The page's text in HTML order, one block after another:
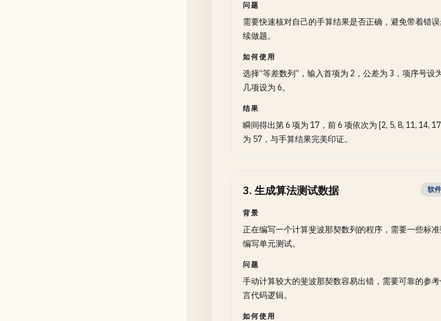
问题
需要快速核对自己的手算结果是否正确，避免带着错
续做题。
如何使用
选择“等差数列”，输入首项为 2，公差为 3，项序号设
几项设为 6。
结果
瞬间得出第 6 项为 17，前 6 项依次为 [2, 5, 8, 11, 14,
为 57，与手算结果完美印证。
3. 生成算法测试数据 软
背景
正在编写一个计算斐波那契数列的程序，需要一些标
编写单元测试。
问题
手动计算较大的斐波那契数容易出错，需要可靠的参
言代码逻辑。
如何使用